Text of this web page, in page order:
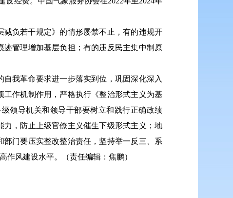
负若干规定》的情形屡禁不止，有的违规开
管理增加基层负担；有的违反民主集中制原
我革命要求进一步落实到位，巩固深化深入
作机制作用，严格执行《整治形式主义为基
领导机关和领导干部要树立和践行正确政绩
，防止上级官僚主义催生下级形式主义；地
门要压实整改整治责任，坚持举一反三、系
风建设水平。（责任编辑：焦鹏）